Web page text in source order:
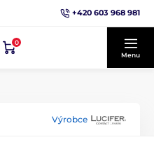
+420 603 968 981
0
Menu
Výrobce